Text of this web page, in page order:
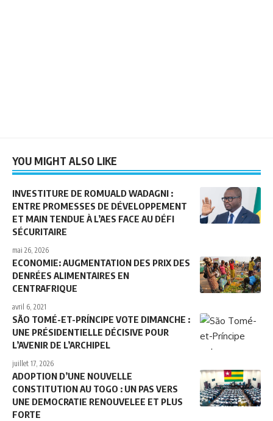
YOU MIGHT ALSO LIKE
INVESTITURE DE ROMUALD WADAGNI :
ENTRE PROMESSES DE DÉVELOPPEMENT
ET MAIN TENDUE À L’AES FACE AU DÉFI
SÉCURITAIRE
mai 26, 2026
ECONOMIE: AUGMENTATION DES PRIX DES
DENRÉES ALIMENTAIRES EN
CENTRAFRIQUE
avril 6, 2021
SÃO TOMÉ-ET-PRÍNCIPE VOTE DIMANCHE :
UNE PRÉSIDENTIELLE DÉCISIVE POUR
L’AVENIR DE L’ARCHIPEL
juillet 17, 2026
ADOPTION D’UNE NOUVELLE
CONSTITUTION AU TOGO : UN PAS VERS
UNE DEMOCRATIE RENOUVELEE ET PLUS
FORTE